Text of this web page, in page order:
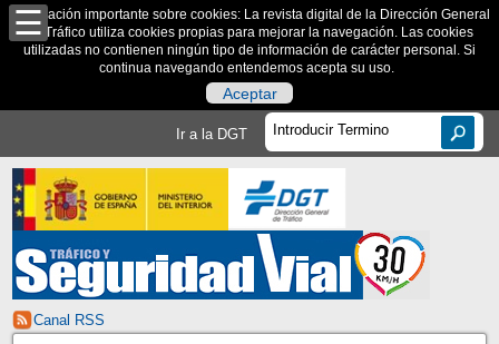
Información importante sobre cookies: La revista digital de la Dirección General
de Tráfico utiliza cookies propias para mejorar la navegación. Las cookies
utilizadas no contienen ningún tipo de información de carácter personal. Si
continua navegando entendemos acepta su uso.
Aceptar
Ir a la DGT
Canal RSS